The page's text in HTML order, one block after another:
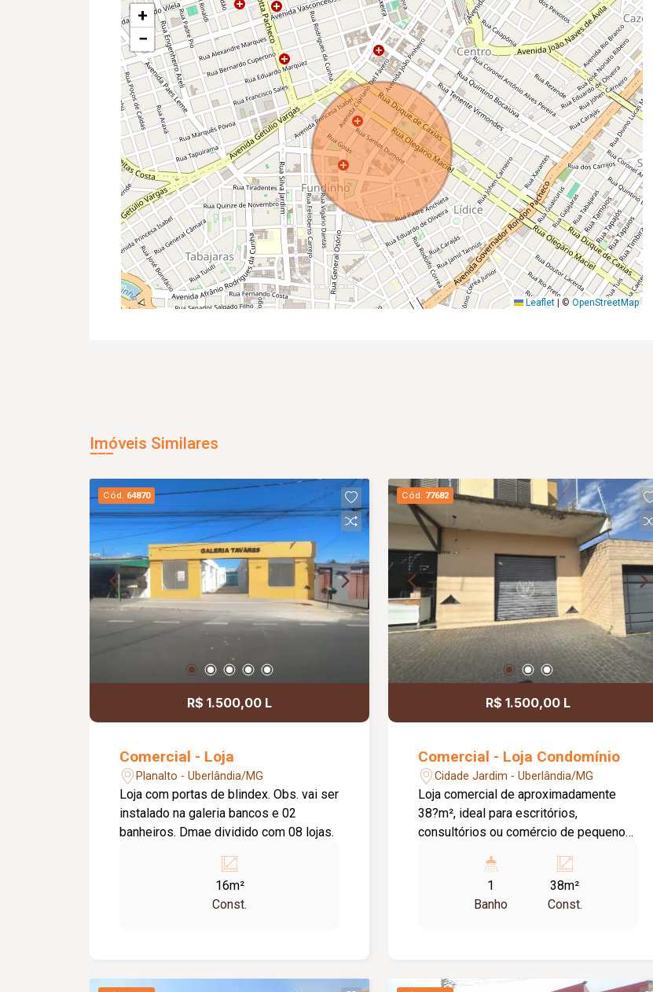
+
−
Leaflet © OpenStreetMap
Imóveis Similares
Cód. 64870
R$ 1.500,00 L
Comercial - Loja
Planalto - Uberlândia/MG
Loja com portas de blindex. Obs. vai ser
instalado na galeria bancos e 02
banheiros. Dmae dividido com 08 lojas.
16m²
Const.
Cód. 77682
R$ 1.500,00 L
Comercial - Loja Condomínio
Cidade Jardim - Uberlândia/MG
Loja comercial de aproximadamente
38?m², ideal para escritórios,
consultórios ou comércio de pequeno
privativo e conta com porta de aço
reforçada, proporcionando segurança.
Está mobiliada com armário, cinco
1
Banho
38m²
Const.